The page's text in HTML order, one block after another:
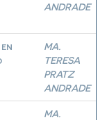
ANDRADE
MA.
TERESA
PRATZ
ANDRADE
MA.